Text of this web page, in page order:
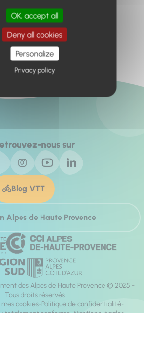
Retour à l'accueil
nous sur
Blog VTT
Alpes de Haute Provence
des Alpes de Haute Provence © 2025 -
Tous droits réservés
cookies Politique de confidentialité
: totalement conforme Mentions légales
OK, accept all
Deny all cookies
Personalize
Privacy policy